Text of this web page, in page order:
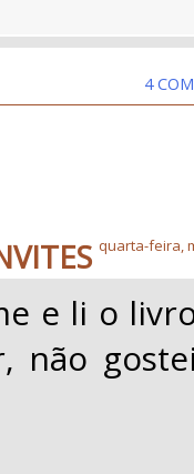
4
quarta-feira,
e li o
não